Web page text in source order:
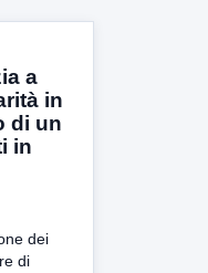
a
in
di un
in
dei
di